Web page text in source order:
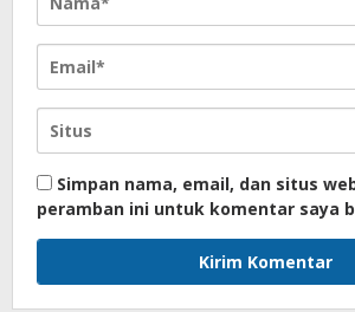
Simpan nama, email, dan situs
peramban ini untuk komentar saya